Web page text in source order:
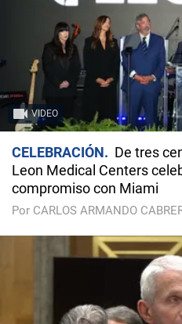
VIDEO
CELEBRACIÓN
De tres
Leon Medical Centers
compromiso con Miami
Por CARLOS ARMANDO